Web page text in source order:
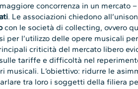
concorrenza in un mercato
. Le associazioni chiedono
con le società di collecting, ovvero
per l’utilizzo delle opere musicali
criticità del mercato libero
tariffe e difficoltà nel
musicali. L’obiettivo: ridurre le
tra loro i soggetti della filiera